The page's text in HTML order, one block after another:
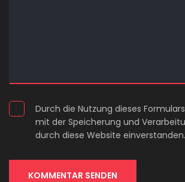
Durch die Nutzung dieses
mit der Speicherung und
durch diese Website einverstanden.
KOMMENTAR SENDEN